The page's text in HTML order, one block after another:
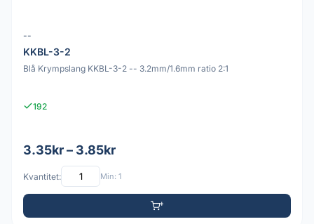
--
KKBL-3-2
Blå Krympslang KKBL-3-2 -- 3.2mm/1.6mm ratio 2:1
192
3.35kr – 3.85kr
Kvantitet: Min: 1